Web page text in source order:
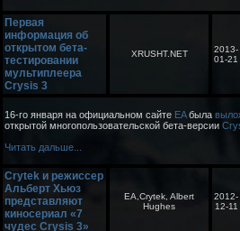
Первая
информация об
открытом бета-
тестировании
мультиплеера
Crysis 3
XRUSHT.NET
2013-
01-21
16-го января на официальном сайте EAбыла
открытой многопользовательской бета-версии
Читать дальше...
Crytek и режиссер
Альберт Хьюз
представляют
киносериал «7
чудес Сrysis 3»
EA,Crytek, Albert
Hughes
2012-
12-11